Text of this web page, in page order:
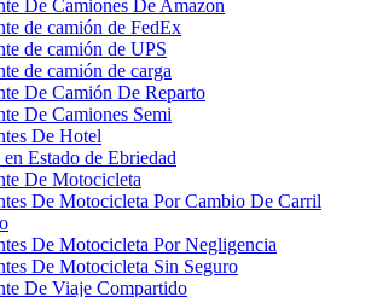
De Camiones De Amazon
de camión de FedEx
de camión de UPS
de camión de carga
De Camión De Reparto
De Camiones Semi
De Hotel
Estado de Ebriedad
De Motocicleta
De Motocicleta Por Cambio De Carril
De Motocicleta Por Negligencia
De Motocicleta Sin Seguro
De Viaje Compartido